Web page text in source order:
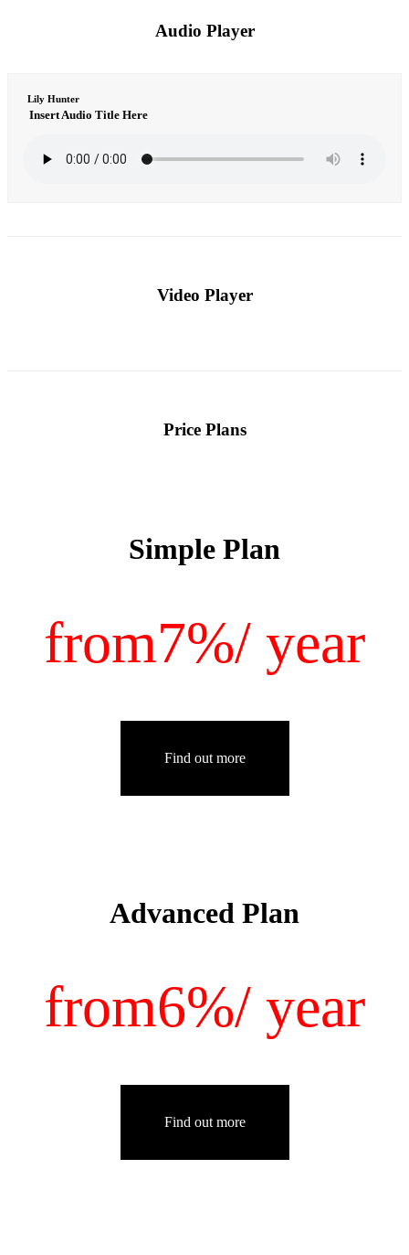
Audio Player
Lily Hunter
Insert Audio Title Here
Video Player
Price Plans
Simple Plan
from7%/ year
Find out more
Advanced Plan
from6%/ year
Find out more